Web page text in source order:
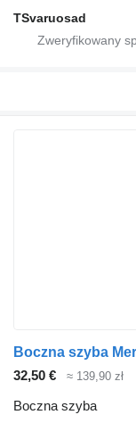
TSvaruosad
32,50 € ≈ 139,90 zł
Boczna szyba